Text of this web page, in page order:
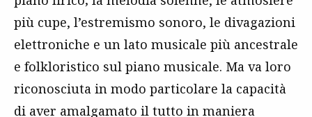
più cupe, l’estremismo sonoro, le divagazioni
elettroniche e un lato musicale più ancestrale
e folkloristico sul piano musicale. Ma va loro
riconosciuta in modo particolare la capacità
di aver amalgamato il tutto in maniera